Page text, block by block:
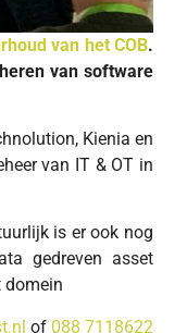
van het COB.
van software
Kienia en
van IT & OT in
is er ook nog
gedreven asset
domein
of 088 7118622